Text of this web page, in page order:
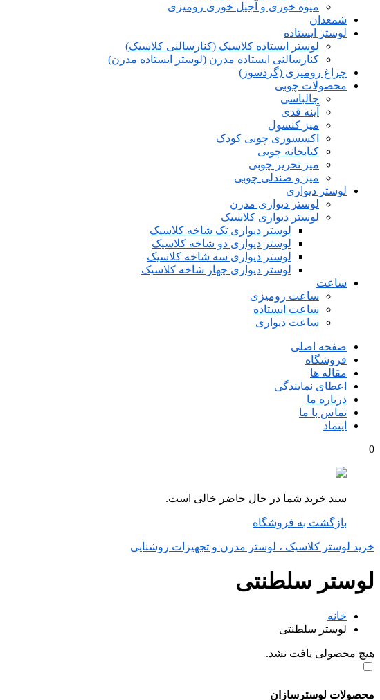
میوه خوری و آجیل خوری رومیزی
شمعدان
لوستر ایستاده
لوستر ایستاده کلاسیک (کنارسالنی کلاسیک)
کنارسالنی ایستاده مدرن (لوستر ایستاده مدرن)
چراغ رومیزی (گردسوز)
محصولات چوبی
جالباسی
آینه قدی
میز کنسول
اکسسوری چوبی کودک
کتابخانه چوبی
میز تحریر چوبی
میز و صندلی چوبی
لوستر دیواری
لوستر دیواری مدرن
لوستر دیواری کلاسیک
لوستر دیواری تک شاخه کلاسیک
لوستر دیواری دو شاخه کلاسیک
لوستر دیواری سه شاخه کلاسیک
لوستر دیواری چهار شاخه کلاسیک
ساعت
ساعت رومیزی
ساعت ایستاده
ساعت دیواری
صفحه اصلی
فروشگاه
مقاله ها
اعطای نمایندگی
درباره ما
تماس با ما
اینماد
0
سبد خرید شما در حال حاضر خالی است.
بازگشت به فروشگاه
خرید لوستر کلاسیک ، لوستر مدرن و تجهیزات روشنایی
لوستر سلطنتی
خانه
لوستر سلطنتی
هیچ محصولی یافت نشد.
محصولات لوسترسازان